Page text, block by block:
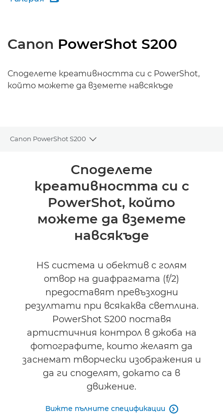
Canon PowerShot S200
Споделете креативността си с PowerShot,
който можете да вземете навсякъде
Canon PowerShot S200
Toggle breadcrumbs
Спецификации
Споделете
креативността си с
PowerShot, който
можете да вземете
навсякъде
HS система и обектив с голям
отвор на диафрагмата (f/2)
предоставят превъзходни
резултати при всякаква светлина.
PowerShot S200 поставя
артистичния контрол в джоба на
фотографите, които желаят да
заснемат творчески изображения и
да ги споделят, докато са в
движение.
Вижте пълните спецификации 